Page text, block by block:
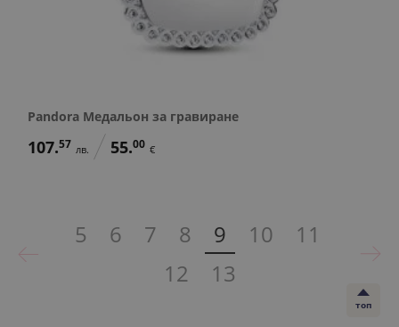
Pandora Медальон за гравиране
107.57 лв. 55.00 €
5 6 7 8 9 10
11
12
13
топ